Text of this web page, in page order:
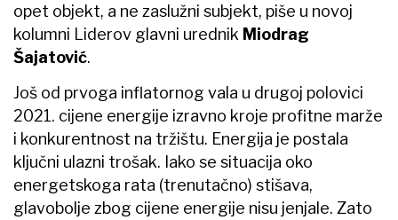
opet objekt, a ne zaslužni subjekt, piše u novoj
kolumni Liderov glavni urednik Miodrag
Šajatović.
Još od prvoga inflatornog vala u drugoj polovici
2021. cijene energije izravno kroje profitne marže
i konkurentnost na tržištu. Energija je postala
ključni ulazni trošak. Iako se situacija oko
energetskoga rata (trenutačno) stišava,
glavobolje zbog cijene energije nisu jenjale. Zato